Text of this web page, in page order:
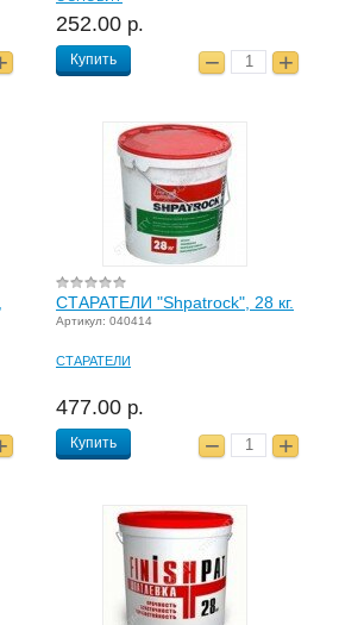
252.00 р.
Купить
СТАРАТЕЛИ "Shpatrock", 28 кг.
Артикул: 040414
СТАРАТЕЛИ
477.00 р.
Купить